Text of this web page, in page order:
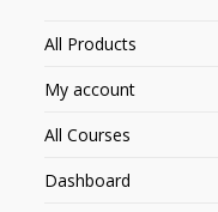
All Products
My account
All Courses
Dashboard